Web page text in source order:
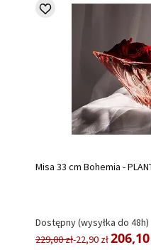
Misa 33 cm Bohemia -
Dostępny (wysyłka do 48h)
229,00 zł-22,90 zł206,10